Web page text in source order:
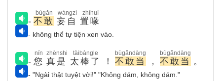
- 不敢
bùgǎn
妄自
wàngzì
置喙
zhìhuì
- không thể tự tiện xen vào.
- 您
nín
真是
zhēnshi
太棒了
tàibàngle
！ 不敢当
bùgǎndāng
， 不敢当
bùgǎndāng
。
- "Ngài thật tuyệt vời!" "Không dám, không dám."